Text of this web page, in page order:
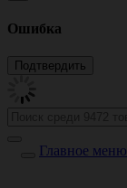
Ошибка
Главное меню